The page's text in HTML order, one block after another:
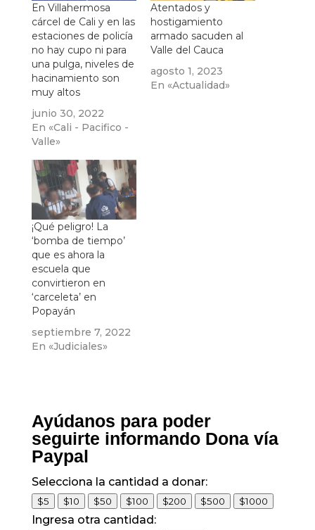
En Villahermosa
cárcel de Cali y en las
estaciones de policía
no hay cupo ni para
una pulga, niveles de
hacinamiento son
muy altos
junio 30, 2022
En «Cali - Pacifico -
Valle»
Atentados y
hostigamiento
armado sacuden al
Valle del Cauca
agosto 1, 2023
En «Actualidad»
¡Qué peligro! La
‘bomba de tiempo’
que es ahora la
escuela que
convirtieron en
‘carceleta’ en
Popayán
septiembre 7, 2022
En «Judiciales»
Ayúdanos para poder
seguirte informando Dona vía
Paypal
Selecciona la cantidad a donar:
$5 $10 $50 $100 $200 $500 $1000
Ingresa otra cantidad: